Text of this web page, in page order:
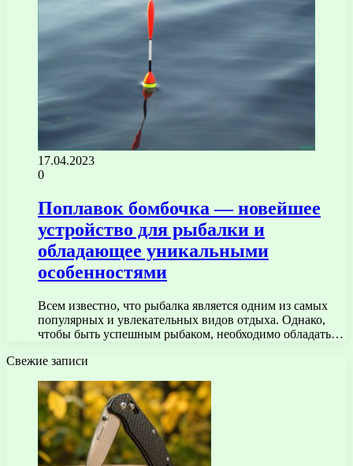
17.04.2023
0
Поплавок бомбочка — новейшее
устройство для рыбалки и
обладающее уникальными
особенностями
Всем известно, что рыбалка является одним из самых
популярных и увлекательных видов отдыха. Однако,
чтобы быть успешным рыбаком, необходимо обладать…
Свежие записи